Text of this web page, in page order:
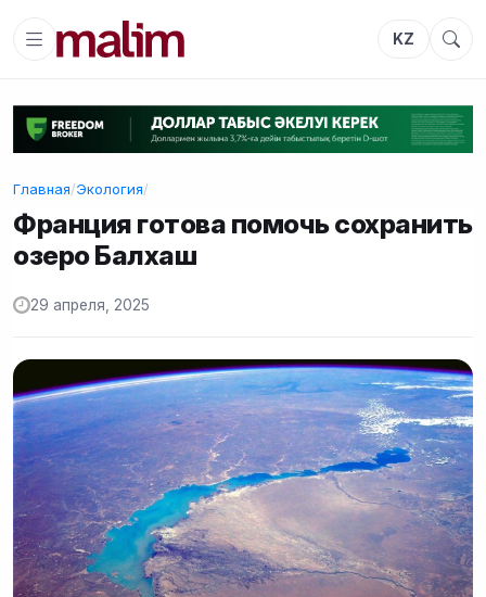
KZ
Главная/Экология/
Франция готова помочь сохранить
озеро Балхаш
29 апреля, 2025